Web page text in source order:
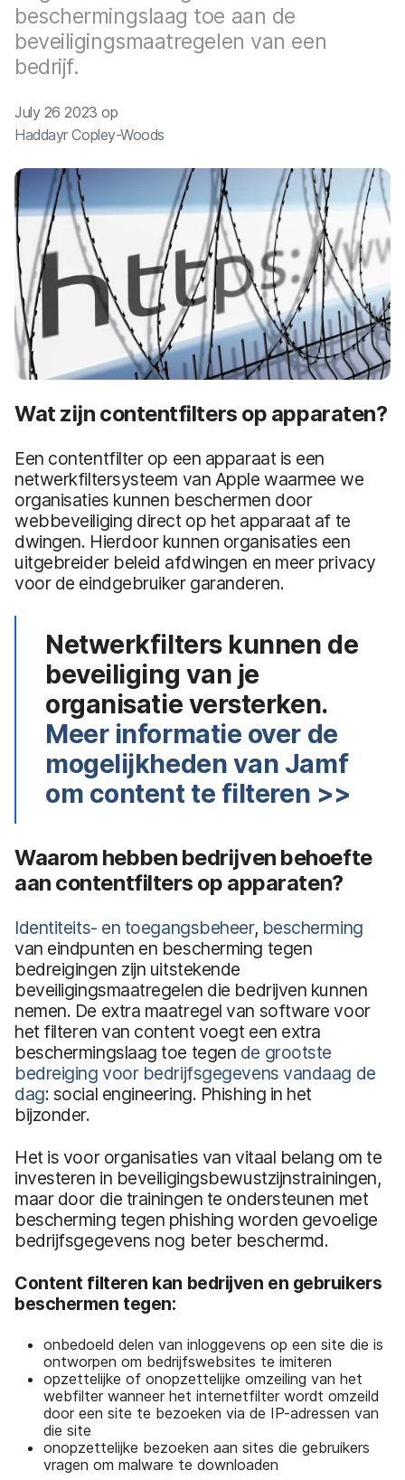
beschermingslaag toe aan de
beveiligingsmaatregelen van een
bedrijf.
July 26 2023 op
Haddayr Copley-Woods
Wat zijn contentfilters op apparaten?
Een contentfilter op een apparaat is een
netwerkfiltersysteem van Apple waarmee we
organisaties kunnen beschermen door
webbeveiliging direct op het apparaat af te
dwingen. Hierdoor kunnen organisaties een
uitgebreider beleid afdwingen en meer privacy
voor de eindgebruiker garanderen.
Netwerkfilters kunnen de
beveiliging van je
organisatie versterken.
Meer informatie over de
mogelijkheden van Jamf
om content te filteren >>
Waarom hebben bedrijven behoefte
aan contentfilters op apparaten?
Identiteits- en toegangsbeheer, bescherming
van eindpunten en bescherming tegen
bedreigingen zijn uitstekende
beveiligingsmaatregelen die bedrijven kunnen
nemen. De extra maatregel van software voor
het filteren van content voegt een extra
beschermingslaag toe tegen de grootste
bedreiging voor bedrijfsgegevens vandaag de
dag: social engineering. Phishing in het
bijzonder.
Het is voor organisaties van vitaal belang om te
investeren in beveiligingsbewustzijnstrainingen,
maar door die trainingen te ondersteunen met
bescherming tegen phishing worden gevoelige
bedrijfsgegevens nog beter beschermd.
Content filteren kan bedrijven en gebruikers
beschermen tegen:
onbedoeld delen van inloggevens op een site die is
ontworpen om bedrijfswebsites te imiteren
opzettelijke of onopzettelijke omzeiling van het
webfilter wanneer het internetfilter wordt omzeild
door een site te bezoeken via de IP-adressen van
die site
onopzettelijke bezoeken aan sites die gebruikers
vragen om malware te downloaden